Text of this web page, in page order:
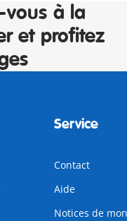
à la
et profitez
Service
Contact
Aide
Notices de